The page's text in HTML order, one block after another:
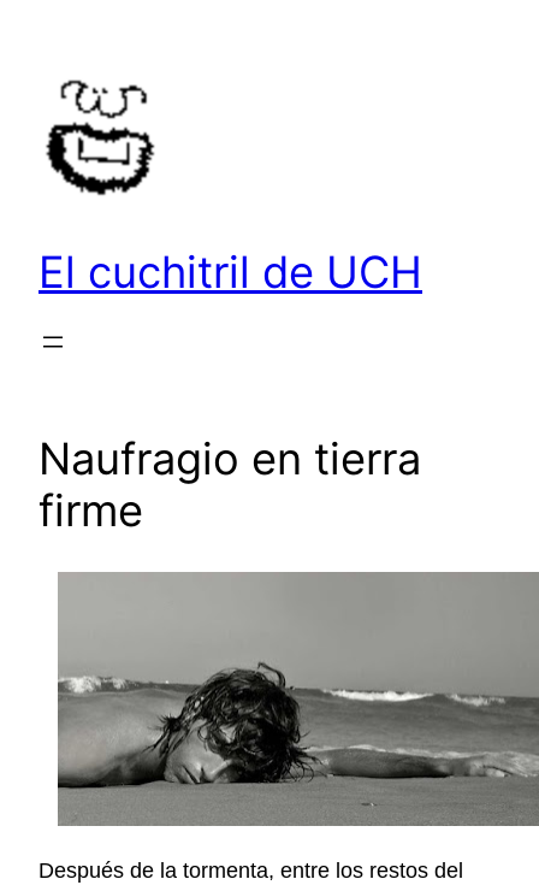
contenido
El cuchitril de UCH
Naufragio en tierra
firme
Después de la tormenta, entre los restos del